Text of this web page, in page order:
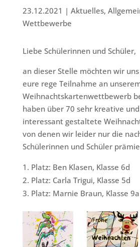
23.12.2021 | Aktuelles,
Wettbewerbe
Liebe Schülerinnen und Schüler,
an dieser Stelle möchten wir
eure rege Teilnahme an
Weihnachtskartenwettbewerb
haben über 70 sehr kreative
interessant gestaltete
von denen wir leider nur die
Schülerinnen und Schüler
Platz: Ben Klasen, Klasse 6d
Platz: Carla Trigui, Klasse 5d
Platz: Marnie Braun, Klasse 9a